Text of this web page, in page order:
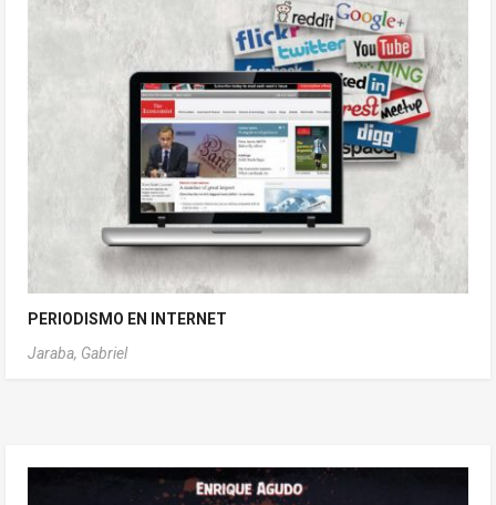
PERIODISMO EN INTERNET
Jaraba, Gabriel